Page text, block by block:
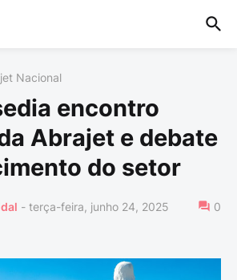
Nacional
encontro
Abrajet e debate
do setor
- terça-feira, junho 24, 2025 0